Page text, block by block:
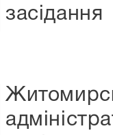
засідання